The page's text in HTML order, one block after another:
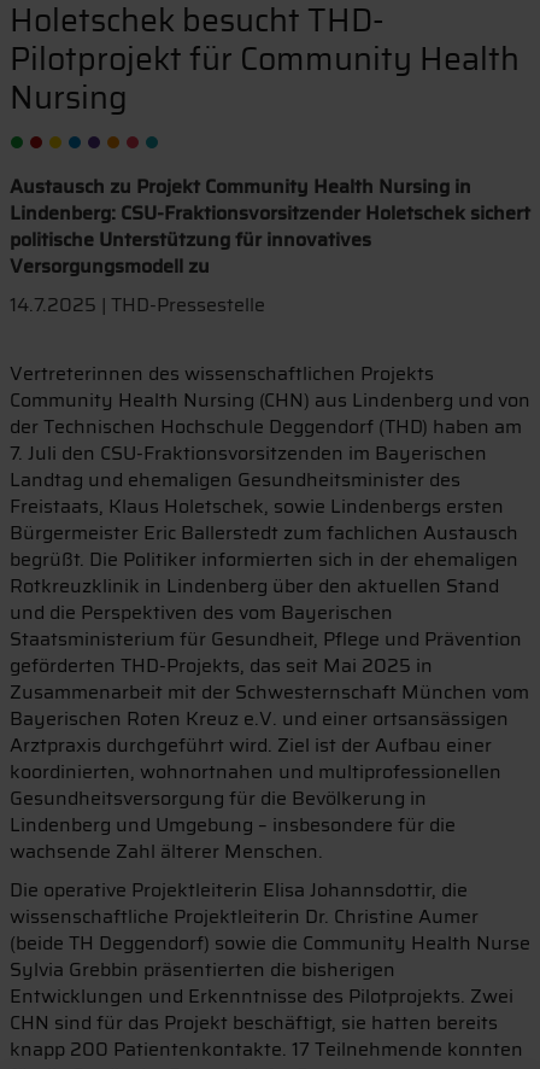
Holetschek besucht THD-
Pilotprojekt für Community Health
Nursing
Austausch zu Projekt Community Health Nursing in
Lindenberg: CSU-Fraktionsvorsitzender Holetschek sichert
politische Unterstützung für innovatives
Versorgungsmodell zu
14.7.2025 | THD-Pressestelle
Vertreterinnen des wissenschaftlichen Projekts
Community Health Nursing (CHN) aus Lindenberg und von
der Technischen Hochschule Deggendorf (THD) haben am
7. Juli den CSU-Fraktionsvorsitzenden im Bayerischen
Landtag und ehemaligen Gesundheitsminister des
Freistaats, Klaus Holetschek, sowie Lindenbergs ersten
Bürgermeister Eric Ballerstedt zum fachlichen Austausch
begrüßt. Die Politiker informierten sich in der ehemaligen
Rotkreuzklinik in Lindenberg über den aktuellen Stand
und die Perspektiven des vom Bayerischen
Staatsministerium für Gesundheit, Pflege und Prävention
geförderten THD-Projekts, das seit Mai 2025 in
Zusammenarbeit mit der Schwesternschaft München vom
Bayerischen Roten Kreuz e.V. und einer ortsansässigen
Arztpraxis durchgeführt wird. Ziel ist der Aufbau einer
koordinierten, wohnortnahen und multiprofessionellen
Gesundheitsversorgung für die Bevölkerung in
Lindenberg und Umgebung – insbesondere für die
wachsende Zahl älterer Menschen.
Die operative Projektleiterin Elisa Johannsdottir, die
wissenschaftliche Projektleiterin Dr. Christine Aumer
(beide TH Deggendorf) sowie die Community Health Nurse
Sylvia Grebbin präsentierten die bisherigen
Entwicklungen und Erkenntnisse des Pilotprojekts. Zwei
CHN sind für das Projekt beschäftigt, sie hatten bereits
knapp 200 Patientenkontakte. 17 Teilnehmende konnten